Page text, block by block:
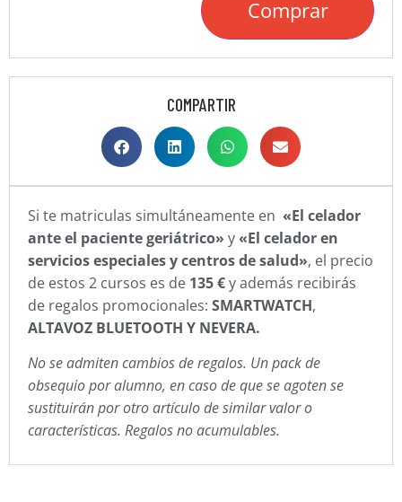
Comprar
COMPARTIR
Si te matriculas simultáneamente en «El celador
ante el paciente geriátrico» y«El celador en
servicios especiales y centros de salud», el precio
de estos 2 cursos es de 135 €y además recibirás
de regalos promocionales: SMARTWATCH,
ALTAVOZ BLUETOOTH Y NEVERA.
​No se admiten cambios de regalos. Un pack de
obsequio por alumno, en caso de que se agoten se
sustituirán por otro artículo de similar valor o
características.​ Regalos no acumulables.